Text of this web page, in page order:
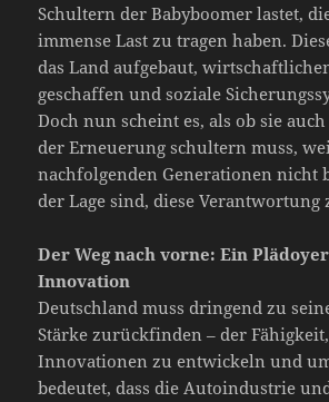
Schultern der Babyboomer lastet,
immense Last zu tragen haben.
das Land aufgebaut,
geschaffen und soziale
Doch nun scheint es, als ob sie
der Erneuerung schultern muss,
nachfolgenden Generationen nicht
der Lage sind, diese Verantwortung
Der Weg nach vorne: Ein
Innovation
Deutschland muss dringend zu
Stärke zurückfinden – der
Innovationen zu entwickeln und
bedeutet, dass die Autoindustrie